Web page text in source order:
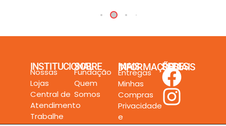
INSTITUCIONAL
Nossas
Lojas
Central de
Atendimento
Trabalhe
SOBRE
Fundação
Quem
Somos
MAIS INFORMAÇÕES
Entregas
Minhas
Compras
Privacidade
e
REDES SOCIAIS